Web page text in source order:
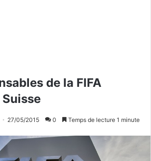
de la FIFA
27/05/2015 0 Temps de lecture 1 minute